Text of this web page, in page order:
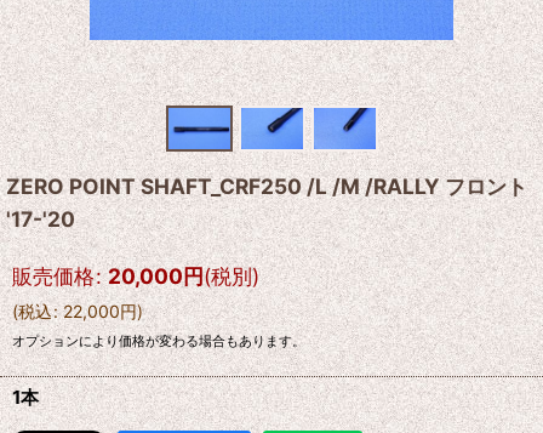
ZERO POINT SHAFT_CRF250 /L /M /RALLY フロント
'17-'20
販売価格: 20,000円(税別)
(税込: 22,000円)
オプションにより価格が変わる場合もあります。
1本